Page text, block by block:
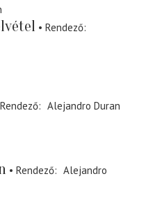
Rendező
Rendező
Alejandro Duran
Rendező
Alejandro